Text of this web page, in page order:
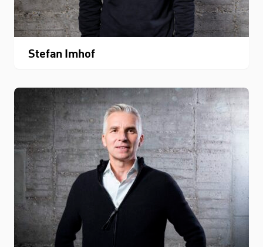
Stefan Imhof